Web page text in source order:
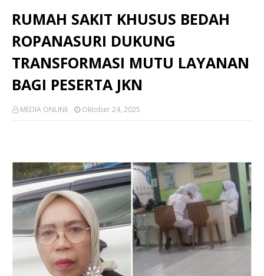
RUMAH SAKIT KHUSUS BEDAH
ROPANASURI DUKUNG
TRANSFORMASI MUTU LAYANAN
BAGI PESERTA JKN
MEDIA ONLINE Oktober 24, 2025